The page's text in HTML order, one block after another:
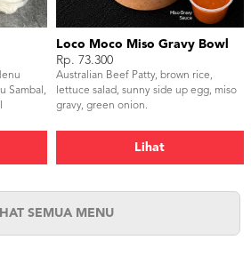
Sambal,
Loco Moco Miso Gravy Bowl
Rp. 73.300
Australian Beef Patty, brown rice,
lettuce salad, sunny side up egg, miso
gravy, green onion.
Lihat
SEMUA MENU